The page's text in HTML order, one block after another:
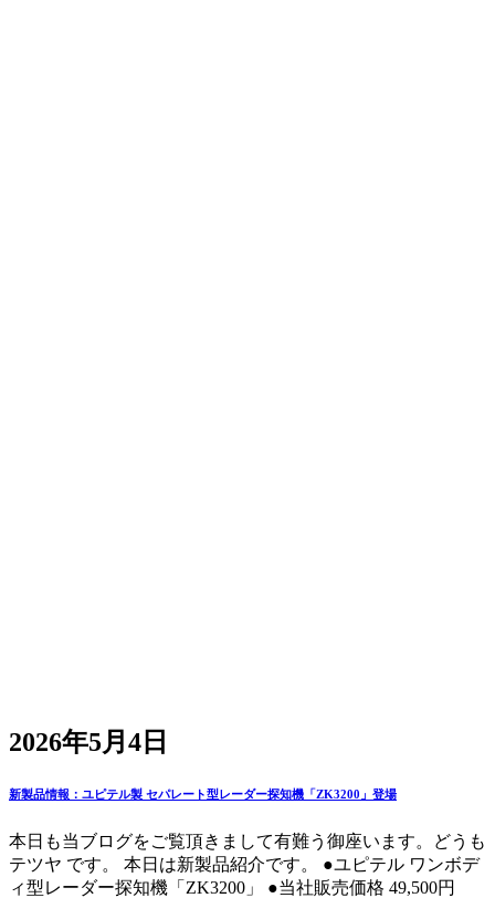
2026年5月4日
新製品情報：ユピテル製 セパレート型レーダー探知機「ZK3200」登場
本日も当ブログをご覧頂きまして有難う御座います。どうも
テツヤ です。 本日は新製品紹介です。 ●ユピテル ワンボデ
ィ型レーダー探知機「ZK3200」 ●当社販売価格 49,500円